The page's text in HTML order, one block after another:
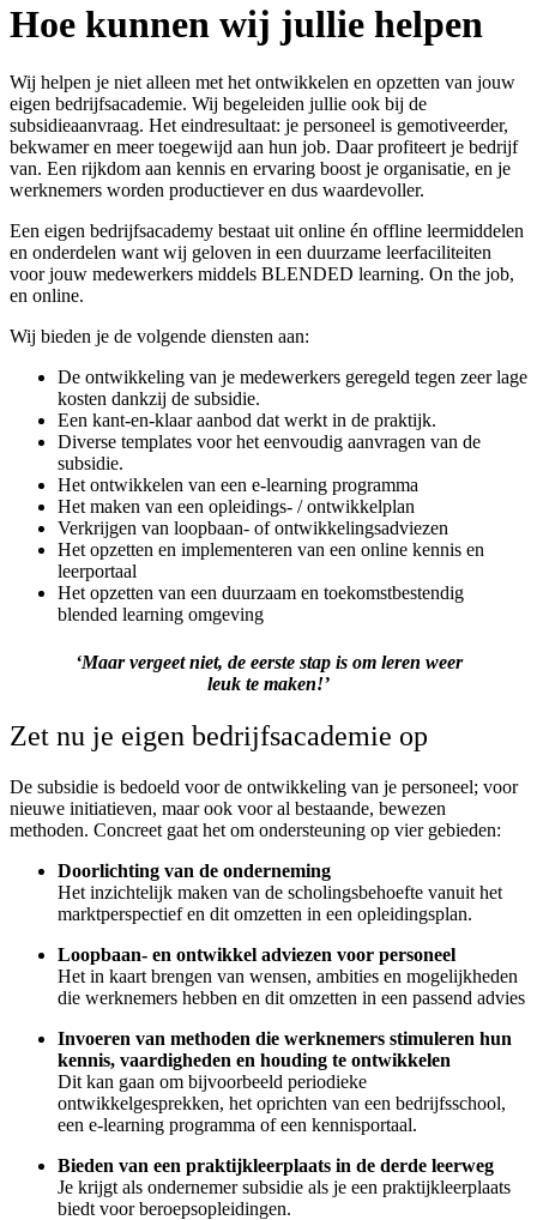
Hoe kunnen wij jullie helpen
Wij helpen je niet alleen met het ontwikkelen en opzetten van jouw
eigen bedrijfsacademie. Wij begeleiden jullie ook bij de
subsidieaanvraag. Het eindresultaat: je personeel is gemotiveerder,
bekwamer en meer toegewijd aan hun job. Daar profiteert je bedrijf
van. Een rijkdom aan kennis en ervaring boost je organisatie, en je
werknemers worden productiever en dus waardevoller.
Een eigen bedrijfsacademy bestaat uit online én offline leermiddelen
en onderdelen want wij geloven in een duurzame leerfaciliteiten
voor jouw medewerkers middels BLENDED learning. On the job,
en online.
Wij bieden je de volgende diensten aan:
De ontwikkeling van je medewerkers geregeld tegen zeer lage
kosten dankzij de subsidie.
Een kant-en-klaar aanbod dat werkt in de praktijk.
Diverse templates voor het eenvoudig aanvragen van de
subsidie.
Het ontwikkelen van een e-learning programma
Het maken van een opleidings- / ontwikkelplan
Verkrijgen van loopbaan- of ontwikkelingsadviezen
Het opzetten en implementeren van een online kennis en
leerportaal
Het opzetten van een duurzaam en toekomstbestendig
blended learning omgeving
‘Maar vergeet niet, de eerste stap is om leren weer
leuk te maken!’
Zet nu je eigen bedrijfsacademie op
De subsidie is bedoeld voor de ontwikkeling van je personeel; voor
nieuwe initiatieven, maar ook voor al bestaande, bewezen
methoden. Concreet gaat het om ondersteuning op vier gebieden:
Doorlichting van de onderneming
Het inzichtelijk maken van de scholingsbehoefte vanuit het
marktperspectief en dit omzetten in een opleidingsplan.
Loopbaan- en ontwikkel adviezen voor personeel
Het in kaart brengen van wensen, ambities en mogelijkheden
die werknemers hebben en dit omzetten in een passend advies
Invoeren van methoden die werknemers stimuleren hun
kennis, vaardigheden en houding te ontwikkelen
Dit kan gaan om bijvoorbeeld periodieke
ontwikkelgesprekken, het oprichten van een bedrijfsschool,
een e-learning programma of een kennisportaal.
Bieden van een praktijkleerplaats in de derde leerweg
Je krijgt als ondernemer subsidie als je een praktijkleerplaats
biedt voor beroepsopleidingen.